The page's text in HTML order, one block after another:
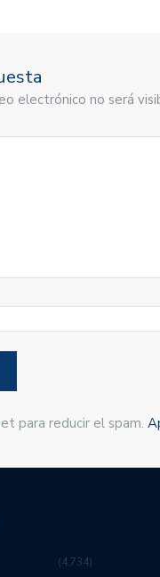
electrónico no será
para reducir el spam.
4,734